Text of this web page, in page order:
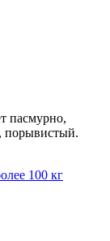
пасмурно,
порывистый.